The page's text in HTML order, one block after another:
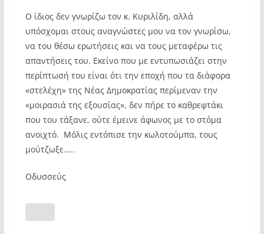
Ο ίδιος δεν γνωρίζω τον κ. Κυριλίδη, αλλά
υπόσχομαι στους αναγνώστες μου να τον γνωρίσω,
να του θέσω ερωτήσεις και να τους μεταφέρω τις
απαντήσεις του. Εκείνο που με εντυπωσιάζει στην
περίπτωσή του είναι ότι την εποχή που τα διάφορα
«στελέχη» της Νέας Δημοκρατίας περίμεναν την
«μοιρασιά της εξουσίας», δεν πήρε το καθρεφτάκι
που του τάξανε, ούτε έμεινε άφωνος με το στόμα
ανοιχτό. Μόλις εντόπισε την κωλοτούμπα, τους
μούτζωξε…..
Οδυσσεύς